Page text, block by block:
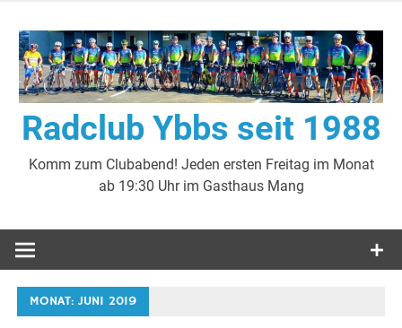
Inhalt
springen
Radclub Ybbs seit 1988
Komm zum Clubabend! Jeden ersten Freitag im Monat
ab 19:30 Uhr im Gasthaus Mang
MONAT:JUNI 2019